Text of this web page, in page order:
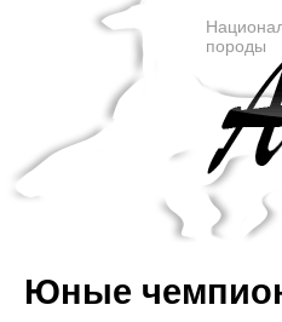
породы
Юные